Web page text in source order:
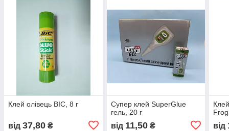
Клей олівець BIC, 8 г
від 37,80 ₴
Супер клей SuperGlue
гель, 20 г
від 11,50₴ від